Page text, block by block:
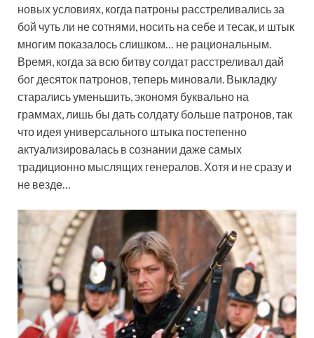
новых условиях, когда патроны расстреливались за
бой чуть ли не сотнями, носить на себе и тесак, и штык
многим показалось слишком… не рациональным.
Время, когда за всю битву солдат расстреливал дай
бог десяток патронов, теперь миновали. Выкладку
старались уменьшить, экономя буквально на
граммах, лишь бы дать солдату больше патронов, так
что идея универсального штыка постепенно
актуализировалась в сознании даже самых
традиционно мыслящих генералов. Хотя и не сразу и
не везде…